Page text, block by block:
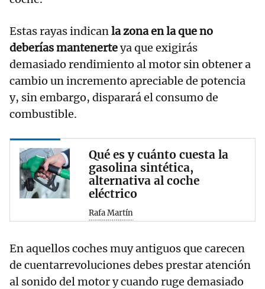
Estas rayas indicanla zona en la que no
deberías mantenerteya que exigirás
demasiado rendimiento al motor sin obtener a
cambio un incremento apreciable de potencia
y, sin embargo, disparará el consumo de
combustible.
Qué es y cuánto cuesta la
gasolina sintética,
alternativa al coche
eléctrico
Rafa Martín
En aquellos coches muy antiguos que carecen
de cuentarrevoluciones debes prestar atención
al sonido del motor y cuando ruge demasiado